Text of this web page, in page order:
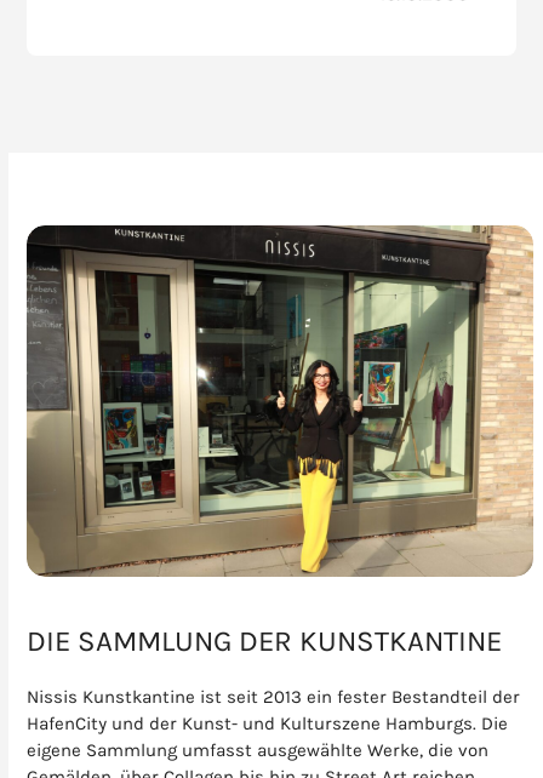
DIE SAMMLUNG DER KUNSTKANTINE
Nissis Kunstkantine ist seit 2013 ein fester Bestandteil der
HafenCity und der Kunst- und Kulturszene Hamburgs. Die
eigene Sammlung umfasst ausgewählte Werke, die von